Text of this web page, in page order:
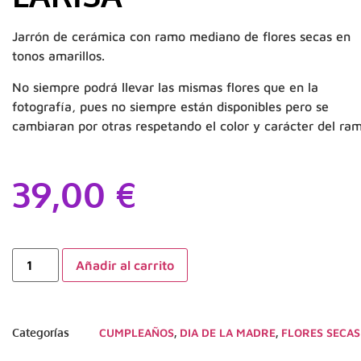
Jarrón de cerámica con ramo mediano de flores secas en
tonos amarillos.
No siempre podrá llevar las mismas flores que en la
fotografía, pues no siempre están disponibles pero se
cambiaran por otras respetando el color y carácter del
39,00 €
Añadir al carrito
Categorías CUMPLEAÑOS, DIA DE LA MADRE, FLORES SECAS